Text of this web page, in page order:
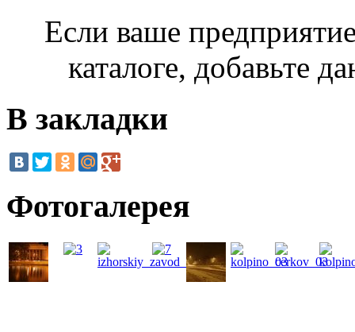
Если ваше
каталоге, добавьте
В закладки
Фотогалерея